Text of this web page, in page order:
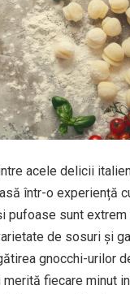
acele delicii
într-o experiență
pufoase sunt
de sosuri și
gnocchi-urilor
fiecare minut